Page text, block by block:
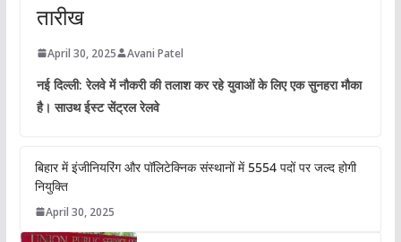
तारीख
April 30, 2025 Avani Patel
नई दिल्ली: रेलवे में नौकरी की तलाश कर रहे युवाओं के लिए एक सुनहरा मौका
है। साउथ ईस्ट सेंट्रल रेलवे
बिहार में इंजीनियरिंग और पॉलिटेक्निक संस्थानों में 5554 पदों पर जल्द होगी
नियुक्ति
April 30, 2025